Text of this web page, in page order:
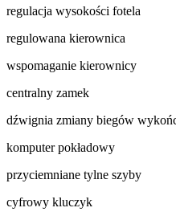
regulacja wysokości fotela
regulowana kierownica
wspomaganie kierownicy
centralny zamek
dźwignia zmiany biegów
komputer pokładowy
przyciemniane tylne szyby
cyfrowy kluczyk